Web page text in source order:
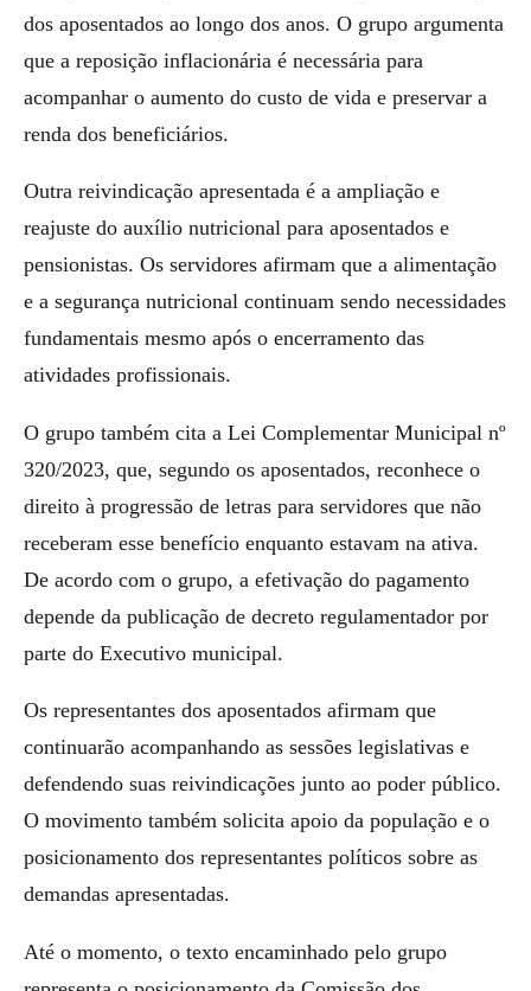
dos aposentados ao longo dos anos. O grupo argumenta
que a reposição inflacionária é necessária para
acompanhar o aumento do custo de vida e preservar a
renda dos beneficiários.
Outra reivindicação apresentada é a ampliação e
reajuste do auxílio nutricional para aposentados e
pensionistas. Os servidores afirmam que a alimentação
e a segurança nutricional continuam sendo necessidades
fundamentais mesmo após o encerramento das
atividades profissionais.
O grupo também cita a Lei Complementar Municipal nº
320/2023, que, segundo os aposentados, reconhece o
direito à progressão de letras para servidores que não
receberam esse benefício enquanto estavam na ativa.
De acordo com o grupo, a efetivação do pagamento
depende da publicação de decreto regulamentador por
parte do Executivo municipal.
Os representantes dos aposentados afirmam que
continuarão acompanhando as sessões legislativas e
defendendo suas reivindicações junto ao poder público.
O movimento também solicita apoio da população e o
posicionamento dos representantes políticos sobre as
demandas apresentadas.
Até o momento, o texto encaminhado pelo grupo